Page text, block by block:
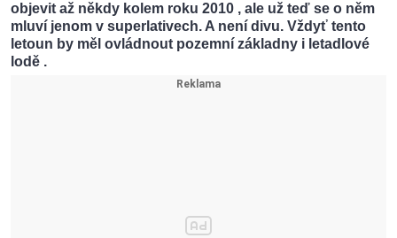
objevit až někdy kolem roku 2010 , ale už teď se o něm
mluví jenom v superlativech. A není divu. Vždyť tento
letoun by měl ovládnout pozemní základny i letadlové
lodě .